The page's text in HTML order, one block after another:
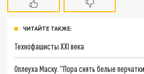
ЧИТАЙТЕ ТАКЖЕ:
Технофашисты XXI века
Оплеуха Маску. "Пора снять белые